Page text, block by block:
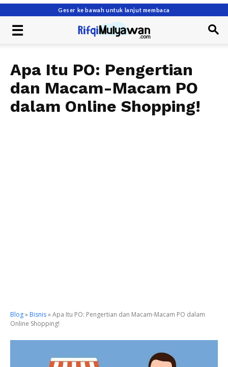
Geser ke bawah untuk lanjut membaca
Apa Itu PO: Pengertian
dan Macam-Macam PO
dalam Online Shopping!
Blog» Bisnis»Apa Itu PO: Pengertian dan Macam-Macam PO dalam
Online Shopping!